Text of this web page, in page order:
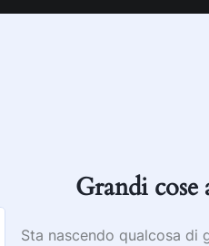
Grandi
Sta nascendo qualcosa di